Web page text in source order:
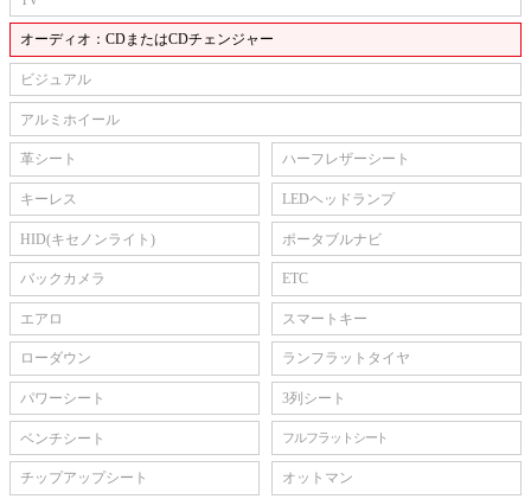
オーディオ：CDまたはCDチェンジャー
ビジュアル
アルミホイール
革シート ハーフレザーシート
キーレス LEDヘッドランプ
HID(キセノンライト) ポータブルナビ
バックカメラ ETC
エアロ スマートキー
ローダウン ランフラットタイヤ
パワーシート 3列シート
ベンチシート フルフラットシート
チップアップシート オットマン